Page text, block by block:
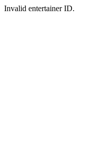
Invalid entertainer ID.